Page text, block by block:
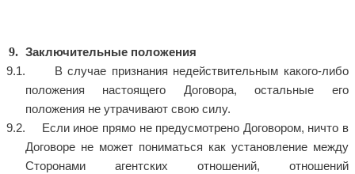
Заключительные положения
В случае признания недействительным какого-либо
положения настоящего Договора, остальные его
положения не утрачивают свою силу.
Если иное прямо не предусмотрено Договором, ничто в
Договоре не может пониматься как установление между
Сторонами агентских отношений, отношений